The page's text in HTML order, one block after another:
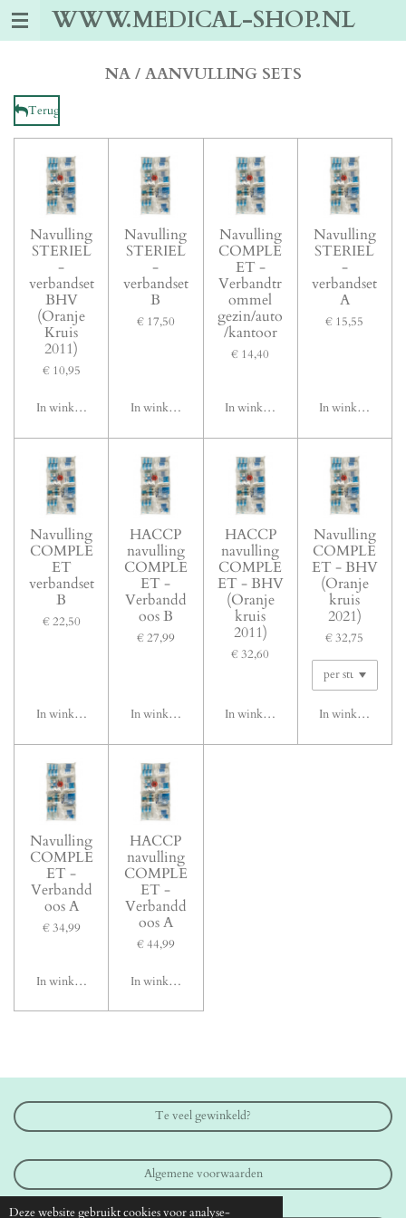
Deze website gebruikt cookies voor analyse-
Ga
WWW.MEDICAL-SHOP.NL
NA / AANVULLING SETS
Terug
Navulling
STERIEL
-
verbandset
BHV
(Oranje
Kruis
2011)
€ 10,95
In winkelwagen
Navulling
STERIEL
-
verbandset
B
€ 17,50
In winkelwagen
Navulling
COMPLE
ET -
Verbandtr
ommel
gezin/auto
/kantoor
€ 14,40
In winkelwagen
Navulling
STERIEL
-
verbandset
A
€ 15,55
In winkelwagen
Navulling
COMPLE
ET
verbandset
B
€ 22,50
In winkelwagen
HACCP
navulling
COMPLE
ET -
Verbandd
oos B
€ 27,99
In winkelwagen
HACCP
navulling
COMPLE
ET - BHV
(Oranje
kruis
2011)
€ 32,60
In winkelwagen
Navulling
COMPLE
ET - BHV
(Oranje
kruis
2021)
€ 32,75
In winkelwagen
Navulling
COMPLE
ET -
Verbandd
oos A
€ 34,99
In winkelwagen
HACCP
navulling
COMPLE
ET -
Verbandd
oos A
€ 44,99
In winkelwagen
Te veel gewinkeld?
Algemene voorwaarden